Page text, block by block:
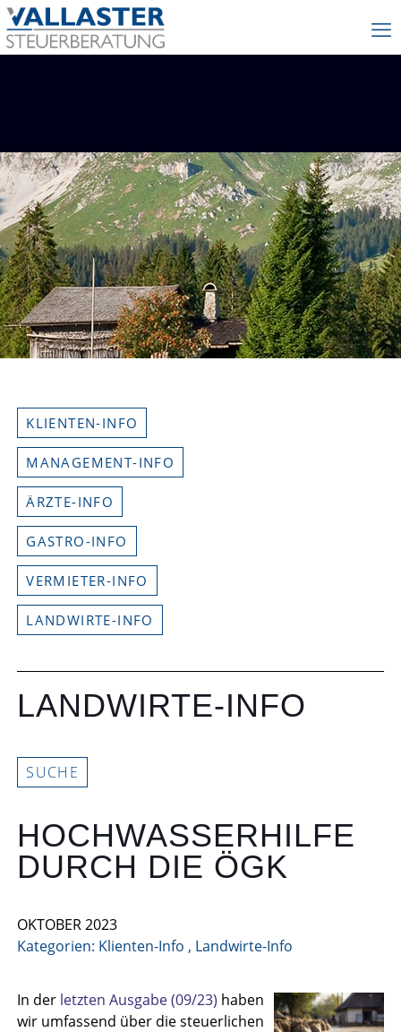
KLIENTEN-INFO
MANAGEMENT-INFO
ÄRZTE-INFO
GASTRO-INFO
VERMIETER-INFO
LANDWIRTE-INFO
LANDWIRTE-INFO
SUCHE
HOCHWASSERHILFE
DURCH DIE ÖGK
OKTOBER 2023
Kategorien: Klienten-Info , Landwirte-Info
In der letzten Ausgabe (09/23) haben
wir umfassend über die steuerlichen